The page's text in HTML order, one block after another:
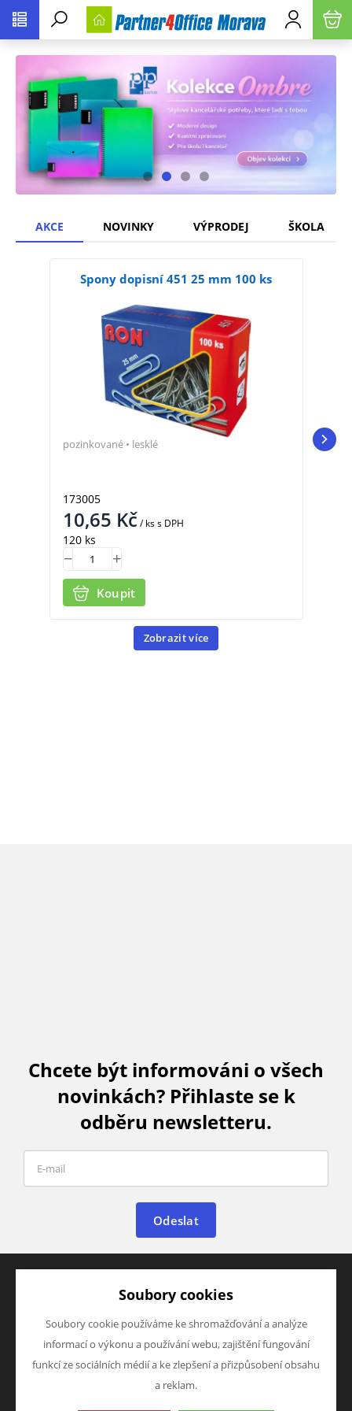
AKCE NOVINKY VÝPRODEJ ŠKOLA
Spony dopisní 451 25 mm 100 ks
173005
10,65 Kč / kss DPH
120 ks
Koupit
pozinkované • lesklé
Zobrazit více
Chcete být informováni o všech
novinkách? Přihlaste se k
odběru newsletteru.
Odeslat
Obchodní info
Ke stažení
O nás
Kontakty
NAPIŠTE NÁM
Soubory cookies
Soubory cookie používáme ke shromažďování a analýze
informací o výkonu a používání webu, zajištění fungování
funkcí ze sociálních médií a ke zlepšení a přizpůsobení obsahu
a reklam.